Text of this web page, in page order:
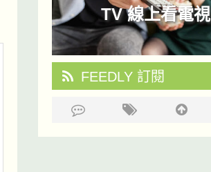
TV 線上看電視
FEEDLY 訂閱